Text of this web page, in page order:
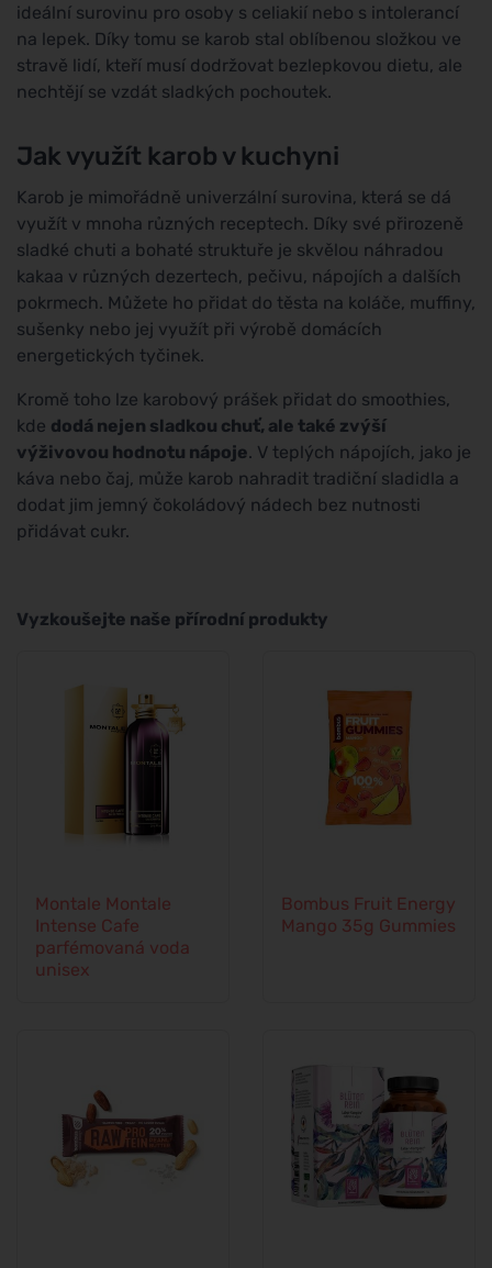
ideální surovinu pro osoby s celiakií nebo s intolerancí
na lepek. Díky tomu se karob stal oblíbenou složkou ve
stravě lidí, kteří musí dodržovat bezlepkovou dietu, ale
nechtějí se vzdát sladkých pochoutek.
Jak využít karob v kuchyni
Karob je mimořádně univerzální surovina, která se dá
využít v mnoha různých receptech. Díky své přirozeně
sladké chuti a bohaté struktuře je skvělou náhradou
kakaa v různých dezertech, pečivu, nápojích a dalších
pokrmech. Můžete ho přidat do těsta na koláče, muffiny,
sušenky nebo jej využít při výrobě domácích
energetických tyčinek.
Kromě toho lze karobový prášek přidat do smoothies,
kde dodá nejen sladkou chuť, ale také zvýší
výživovou hodnotu nápoje. V teplých nápojích, jako je
káva nebo čaj, může karob nahradit tradiční sladidla a
dodat jim jemný čokoládový nádech bez nutnosti
přidávat cukr.
Vyzkoušejte naše přírodní produkty
Montale Montale
Intense Cafe
parfémovaná voda
unisex
Bombus Fruit Energy
Mango 35g Gummies